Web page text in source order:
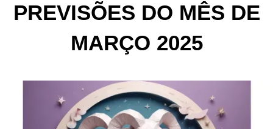
PREVISÕES DO MÊS DE
MARÇO 2025